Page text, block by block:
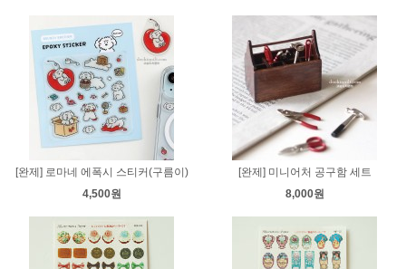
[완제] 로마네 에폭시 스티커(구름이)
4,500원
[완제] 미니어처 공구함 세트
8,000원